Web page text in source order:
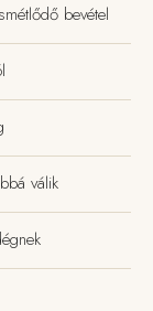
bevétel
válik